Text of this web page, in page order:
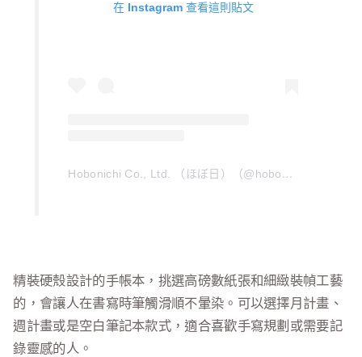
在 Instagram 查看這則貼文
Hobonichi Co., Ltd. （ほぼ日）（@hobonichi_global）分享的貼文
精裝硬殼設計的手帳本，挑選高磅數紙張和細緻裝幀工藝
的，會讓人在書寫時筆觸滑順不暈染。可以選擇月計畫、
週計畫或是空白筆記本款式，適合喜歡手寫規劃或需要記
錄靈感的人。